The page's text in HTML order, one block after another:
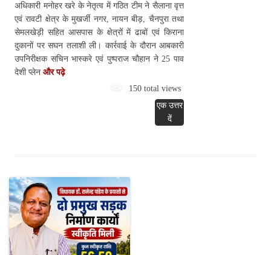
अधिकारी मनोहर खरे के नेतृत्व में गठित टीम ने सैलाना वृत्त
एवं रावटी क्षेत्र के मुखर्जी नगर, नायन बीड़, चैनपुरा तथा
सेमलखेड़ी सहित आसपास के क्षेत्रों में ढाबों एवं किराना
दुकानों पर सघन तलाशी ली। कार्रवाई के दौरान आबकारी
उपनिरीक्षक सचिन भास्करे एवं पुष्पराज चौहान ने 25 पाव
देशी प्लेन और पढ़े
150 total views
एक उत्तर
दें